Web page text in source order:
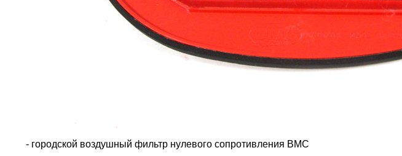
- городской воздушный фильтр нулевого сопротивления BMC